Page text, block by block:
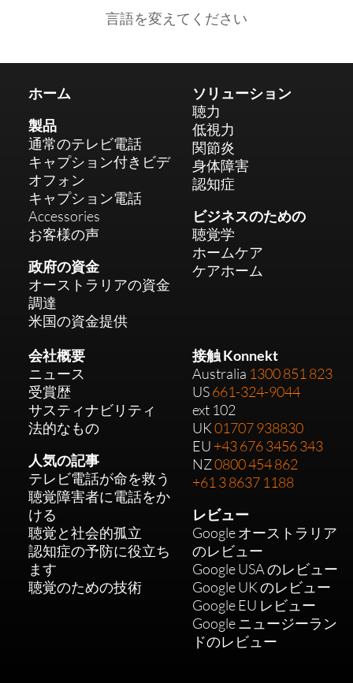
言語を変えてください
ホーム
製品
通常のテレビ電話
キャプション付きビデ
オフォン
キャプション電話
Accessories
お客様の声
政府の資金
オーストラリアの資金
調達
米国の資金提供
ソリューション
聴力
低視力
関節炎
身体障害
認知症
ビジネスのための
聴覚学
ホームケア
ケアホーム
会社概要
ニュース
受賞歴
サスティナビリティ
法的なもの
人気の記事
テレビ電話が命を救う
聴覚障害者に電話をか
ける
聴覚と社会的孤立
認知症の予防に役立ち
ます
聴覚のための技術
接触 Konnekt
Australia 1300 851 823
US661-324-9044
ext 102
UK01707 938830
EU +43 676 3456 343
NZ0800 454 862
+61 3 8637 1188
レビュー
Google オーストラリア
のレビュー
Google USA のレビュー
Google UK のレビュー
Google EU レビュー
Google ニュージーラン
ドのレビュー